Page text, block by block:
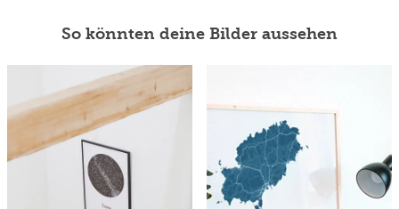
So könnten deine Bilder aussehen